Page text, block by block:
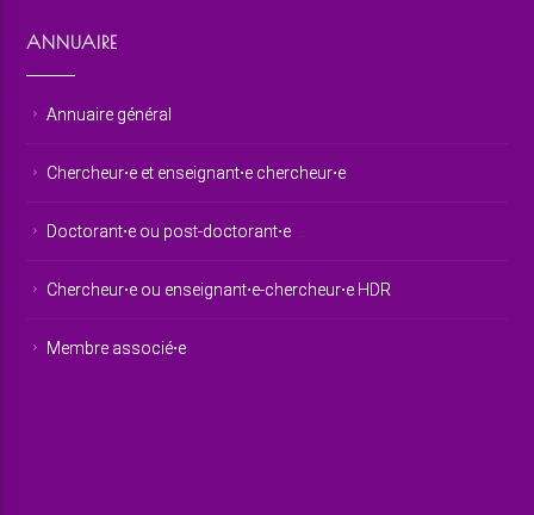
ANNUAIRE
Annuaire général
Chercheur⋅e et enseignant⋅e chercheur⋅e
Doctorant⋅e ou post-doctorant⋅e
Chercheur⋅e ou enseignant⋅e-chercheur⋅e HDR
Membre associé⋅e